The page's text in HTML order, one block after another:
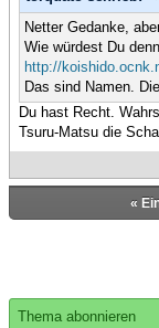
Netter Gedanke,
Wie würdest Du
http://
Das sind Namen.
Du hast Recht.
Tsuru-Matsu die
«
Thema abonnieren